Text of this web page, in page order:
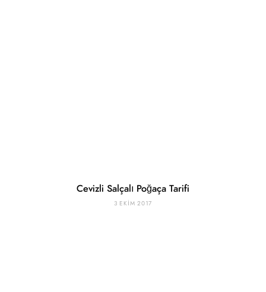
Cevizli Salçalı Poğaça Tarifi
3 EKIM 2017